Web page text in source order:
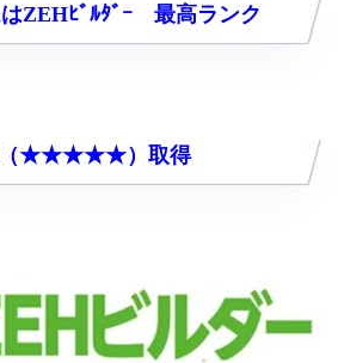
ZEHﾋﾞﾙﾀﾞｰ 最高ランク
（★★★★★）取得